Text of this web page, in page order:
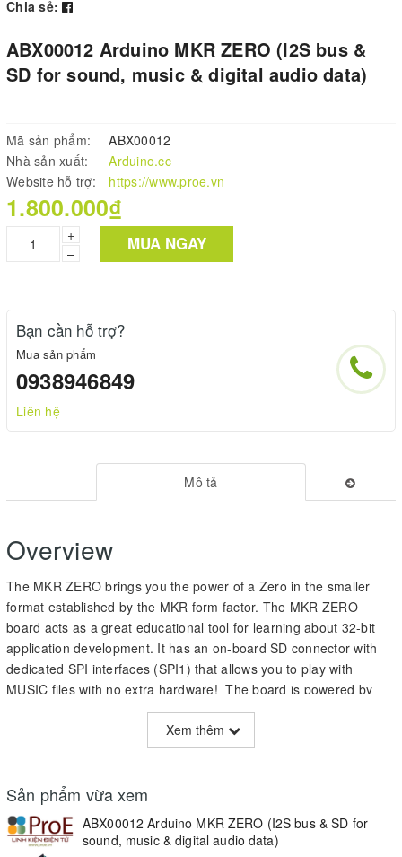
Chia sẻ:
ABX00012 Arduino MKR ZERO (I2S bus &
SD for sound, music & digital audio data)
Mã sản phẩm:
ABX00012
Nhà sản xuất:
Arduino.cc
Website hỗ trợ:
https://www.proe.vn
1.800.000₫
+
–
MUA NGAY
Bạn cần hỗ trợ?
Mua sản phẩm
0938946849
Liên hệ
Mô tả
Overview
The MKR ZERO brings you the power of a Zero in the smaller
format established by the MKR form factor. The MKR ZERO
board acts as a great educational tool for learning about 32-bit
application development. It has an on-board SD connector with
dedicated SPI interfaces (SPI1) that allows you to play with
MUSIC files with no extra hardware! The board is powered by
Atmel’s SAMD21 MCU, which features a 32-bit ARM® Cortex®
MKRZero runs at 3.3V. The maximum voltage that the I/O pins
can tolerate is 3.3V. Applying voltages higher than 3.3V to
any I/O pin could damage the board.
Xem thêm
Sản phẩm vừa xem
ABX00012 Arduino MKR ZERO (I2S bus & SD for
sound, music & digital audio data)